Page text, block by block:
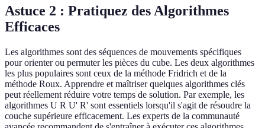
Astuce 2 : Pratiquez des Algorithmes
Efficaces
Les algorithmes sont des séquences de mouvements spécifiques
pour orienter ou permuter les pièces du cube. Les deux algorithmes
les plus populaires sont ceux de la méthode Fridrich et de la
méthode Roux. Apprendre et maîtriser quelques algorithmes clés
peut réellement réduire votre temps de solution. Par exemple, les
algorithmes U R U' R' sont essentiels lorsqu'il s'agit de résoudre la
couche supérieure efficacement. Les experts de la communauté